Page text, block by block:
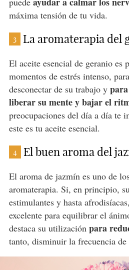
máxima tensión de tu vida.
3 La aromaterapia del
El aceite esencial de geranio es
momentos de estrés intenso,
desconectar de su trabajo y
liberar su mente y bajar el
preocupaciones del día a día te
este es tu aceite esencial.
4 El buen aroma del
El aroma de jazmín es uno de
aromaterapia. Si, en principio,
estimulantes y hasta
excelente para equilibrar el
destaca su utilización para
tanto, disminuir la frecuencia de